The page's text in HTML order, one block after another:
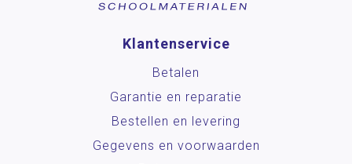
Klantenservice
Betalen
Garantie en reparatie
Bestellen en levering
Gegevens en voorwaarden